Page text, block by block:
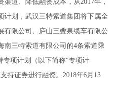
道、降低融资成本，从2017年，
计划，武汉三特索道集团将下属全
有限公司、庐山三叠泉缆车有限公
南三特索道有限公司的4条索道乘
专项计划（以下简称“专项计
持证券进行融资。2018年6月13